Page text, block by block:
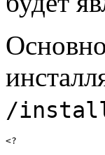
/
<?